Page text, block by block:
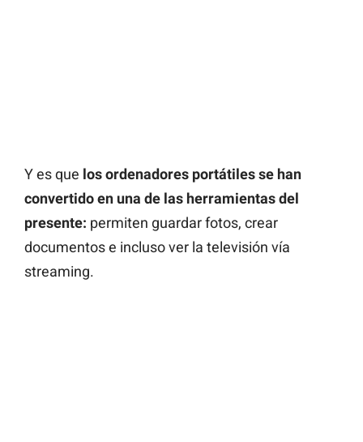
Y es que los ordenadores portátiles se han
convertido en una de las herramientas del
presente: permiten guardar fotos, crear
documentos e incluso ver la televisión vía
streaming.